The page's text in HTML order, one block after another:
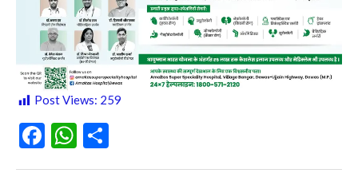
Post Views: 259
F
ac
W
h h